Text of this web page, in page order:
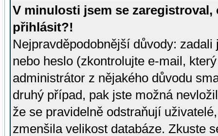
V minulosti jsem se
přihlásit?!
Nejpravděpodobnější důvody:
nebo heslo (zkontrolujte e-mail,
administrátor z nějakého důvodu
druhý případ, pak jste možná
že se pravidelně odstraňují
zmenšila velikost databáze. Zkuste